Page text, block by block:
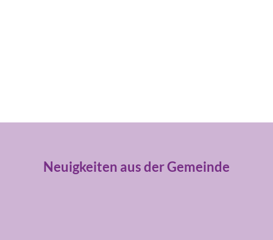
Neuigkeiten aus der Gemeinde